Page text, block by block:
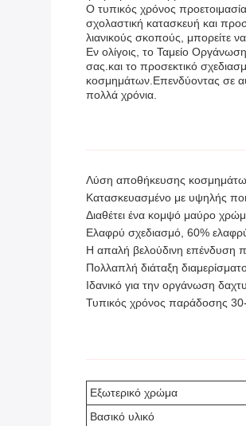
Ο τυπικός χρόνος
σχολαστική κατασκευή και
λιανικούς σκοπούς, μπορείτε
Εν ολίγοις, το Ταμείο
σας.και το προσεκτικό
κοσμημάτων.Επενδύοντας σε
πολλά χρόνια.
Λύση αποθήκευσης
Κατασκευασμένο με υψηλής
Διαθέτει ένα κομψό μαύρο
Ελαφρύ σχεδιασμό, 60%
Η απαλή βελούδινη επένδυση
Πολλαπλή διάταξη
Ιδανικό για την οργάνωση
Τυπικός χρόνος παράδοσης 30-
Εξωτερικό χρώμα
Βασικό υλικό